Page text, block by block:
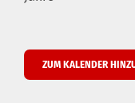
ZUM KALENDER